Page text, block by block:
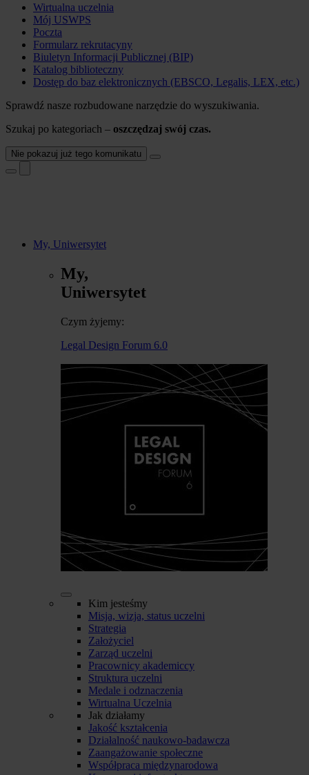
Wirtualna uczelnia
Mój USWPS
Poczta
Formularz rekrutacyny
Biuletyn Informacji Publicznej (BIP)
Katalog biblioteczny
Dostęp do baz elektronicznych (EBSCO, Legalis, LEX, etc.)
Sprawdź nasze rozbudowane narzędzie do wyszukiwania.
Szukaj po kategoriach – oszczędzaj swój czas.
Nie pokazuj już tego komunikatu
My, Uniwersytet
My,
Uniwersytet
Czym żyjemy:
Legal Design Forum 6.0
Kim jesteśmy
Misja, wizja, status uczelni
Strategia
Założyciel
Zarząd uczelni
Pracownicy akademiccy
Struktura uczelni
Medale i odznaczenia
Wirtualna Uczelnia
Jak działamy
Jakość kształcenia
Działalność naukowo-badawcza
Zaangażowanie społeczne
Współpraca międzynarodowa